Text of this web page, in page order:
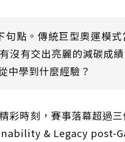
句點。傳統巨型奧運模
沒有交出亮麗的減碳成
中學到什麼經驗？
彩時刻，賽事落幕超過
& Legacy post-